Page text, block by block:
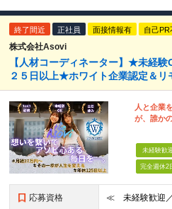
終了間近 正社員 面接情報有 自己PR
株式会社Asovi
【人材コーディネーター】★未経
２５日以上★ホワイト企業認定＆リ
人と企業
が、誰か
未経験歓
完全週休2
応募資格